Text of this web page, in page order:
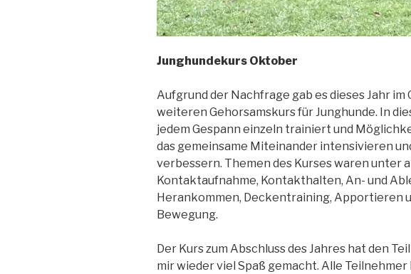
Junghundekurs Oktober
Aufgrund der Nachfrage gab es dieses Jahr
weiteren Gehorsamskurs für Junghunde. In
jedem Gespann einzeln trainiert und
das gemeinsame Miteinander intensivieren
verbessern. Themen des Kurses waren unter
Kontaktaufnahme, Kontakthalten, An- und
Herankommen, Deckentraining, Apportieren
Bewegung.
Der Kurs zum Abschluss des Jahres hat den
mir wieder viel Spaß gemacht. Alle